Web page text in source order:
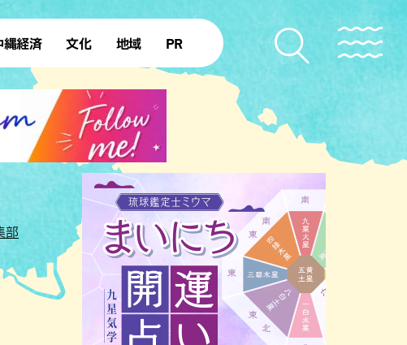
占い
レビ
縄経済 文化
復帰50年
地域
本島北部
本島南部 先島諸島
北部離島
PR
部